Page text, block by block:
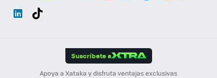
Suscríbete a
Apoya a Xataka y disfruta ventajas exclusivas